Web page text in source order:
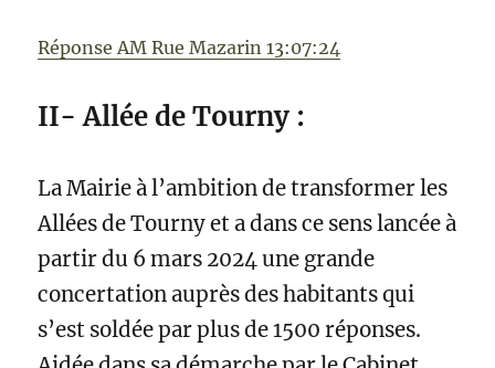
Réponse AM Rue Mazarin 13:07:24
II- Allée de Tourny :
La Mairie à l’ambition de transformer les
Allées de Tourny et a dans ce sens lancée à
partir du 6 mars 2024 une grande
concertation auprès des habitants qui
s’est soldée par plus de 1500 réponses.